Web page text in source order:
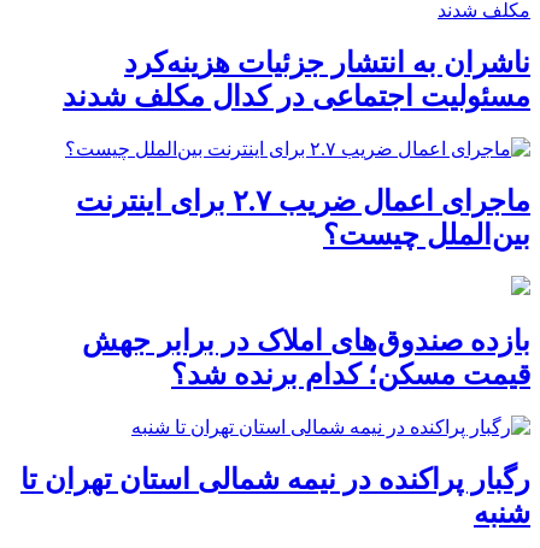
ناشران به انتشار جزئیات هزینه‌کرد
مسئولیت اجتماعی در کدال مکلف شدند
ماجرای اعمال ضریب ۲.۷ برای اینترنت
بین‌الملل چیست؟
بازده صندوق‌های املاک در برابر جهش
قیمت مسکن؛ کدام برنده شد؟
رگبار پراکنده در نیمه شمالی استان تهران تا
شنبه